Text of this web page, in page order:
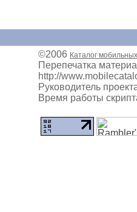
©2006 Каталог
Перепечатка
http://
Руководитель
Время работы